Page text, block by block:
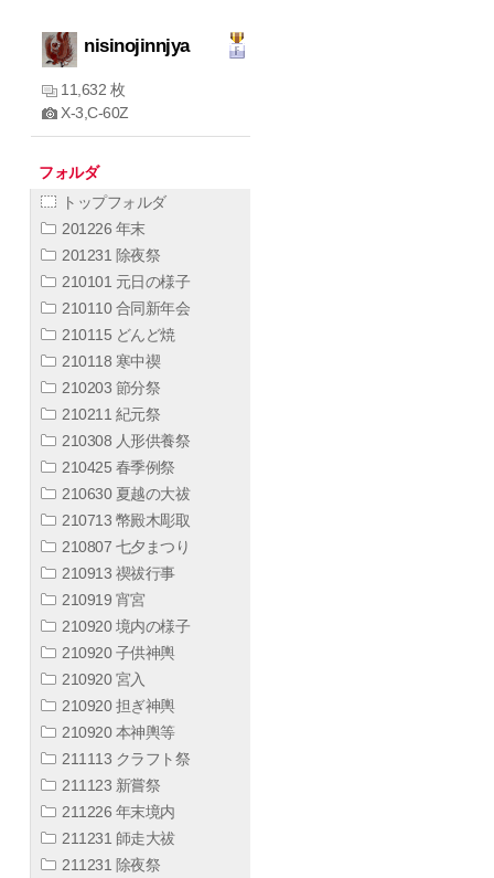
nisinojinnjya
11,632 枚
X-3,C-60Z
フォルダ
トップフォルダ
201226 年末
201231 除夜祭
210101 元日の様子
210110 合同新年会
210115 どんど焼
210118 寒中禊
210203 節分祭
210211 紀元祭
210308 人形供養祭
210425 春季例祭
210630 夏越の大祓
210713 幣殿木彫取
210807 七夕まつり
210913 禊祓行事
210919 宵宮
210920 境内の様子
210920 子供神輿
210920 宮入
210920 担ぎ神輿
210920 本神輿等
211113 クラフト祭
211123 新嘗祭
211226 年末境内
211231 師走大祓
211231 除夜祭